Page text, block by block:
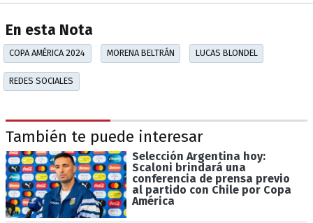
En esta Nota
COPA AMÉRICA 2024 MORENA BELTRÁN LUCAS BLONDEL
REDES SOCIALES
También te puede interesar
Selección Argentina hoy:
Scaloni brindará una
conferencia de prensa previo
al partido con Chile por Copa
América